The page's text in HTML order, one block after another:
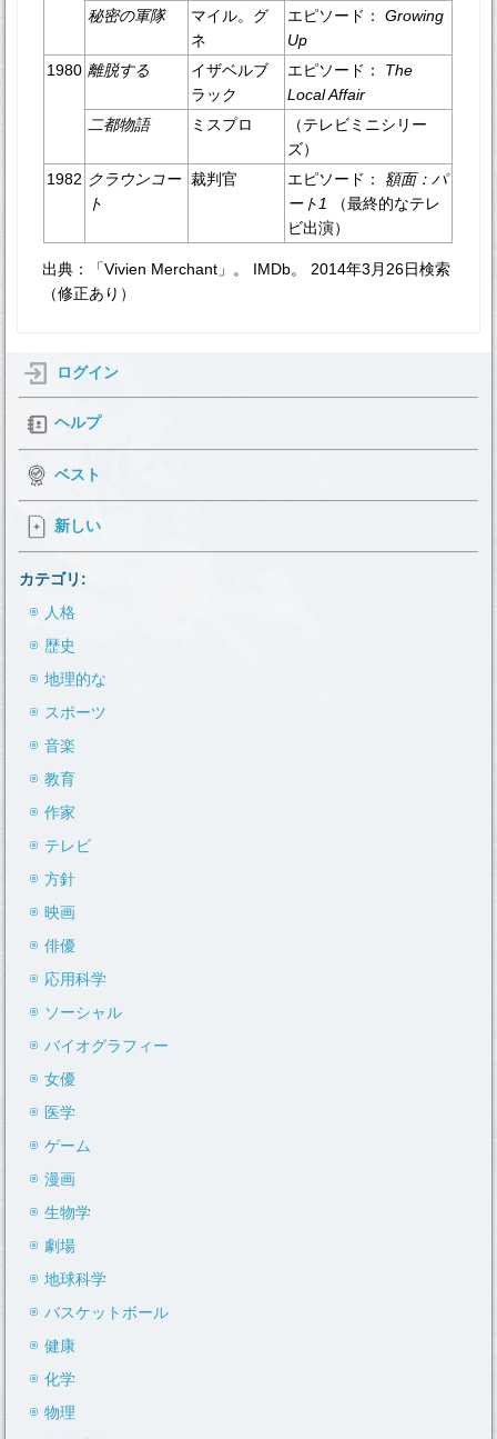
秘密の軍隊
マイル。グ
ネ
エピソード：Growing
Up
1980 離脱する
イザベルブ
ラック
エピソード： The
Local Affair
二都物語
ミスプロ
（テレビミニシリー
ズ）
1982 クラウンコー
ト
裁判官 エピソード： 額面：パ
ート1 （最終的なテレ
ビ出演）
出典：「Vivien Merchant」。 IMDb。 2014年3月26日検索
（修正あり）
ログイン
ヘルプ
ベスト
新しい
カテゴリ:
人格
歴史
地理的な
スポーツ
音楽
教育
作家
テレビ
方針
映画
俳優
応用科学
ソーシャル
バイオグラフィー
女優
医学
ゲーム
漫画
生物学
劇場
地球科学
バスケットボール
健康
化学
物理